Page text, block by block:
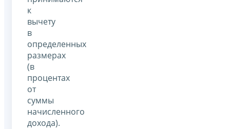
к
вычету
в
определенных
размерах
(в
процентах
от
суммы
начисленного
дохода).